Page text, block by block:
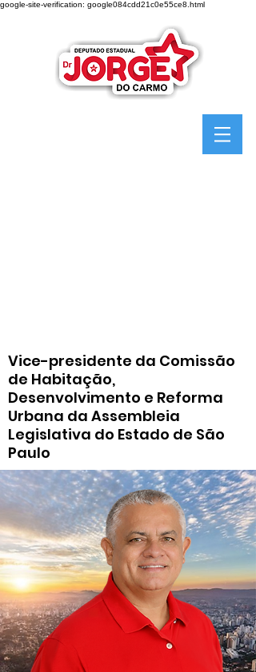
google-site-verification: google084cdd21c0e55ce8.html
Vice-presidente da Comissão
de Habitação,
Desenvolvimento e Reforma
Urbana da Assembleia
Legislativa do Estado de São
Paulo